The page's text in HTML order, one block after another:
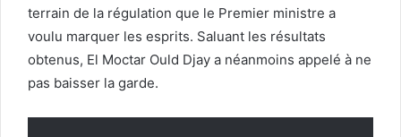
terrain de la régulation que le Premier ministre a
voulu marquer les esprits. Saluant les résultats
obtenus, El Moctar Ould Djay a néanmoins appelé à ne
pas baisser la garde.